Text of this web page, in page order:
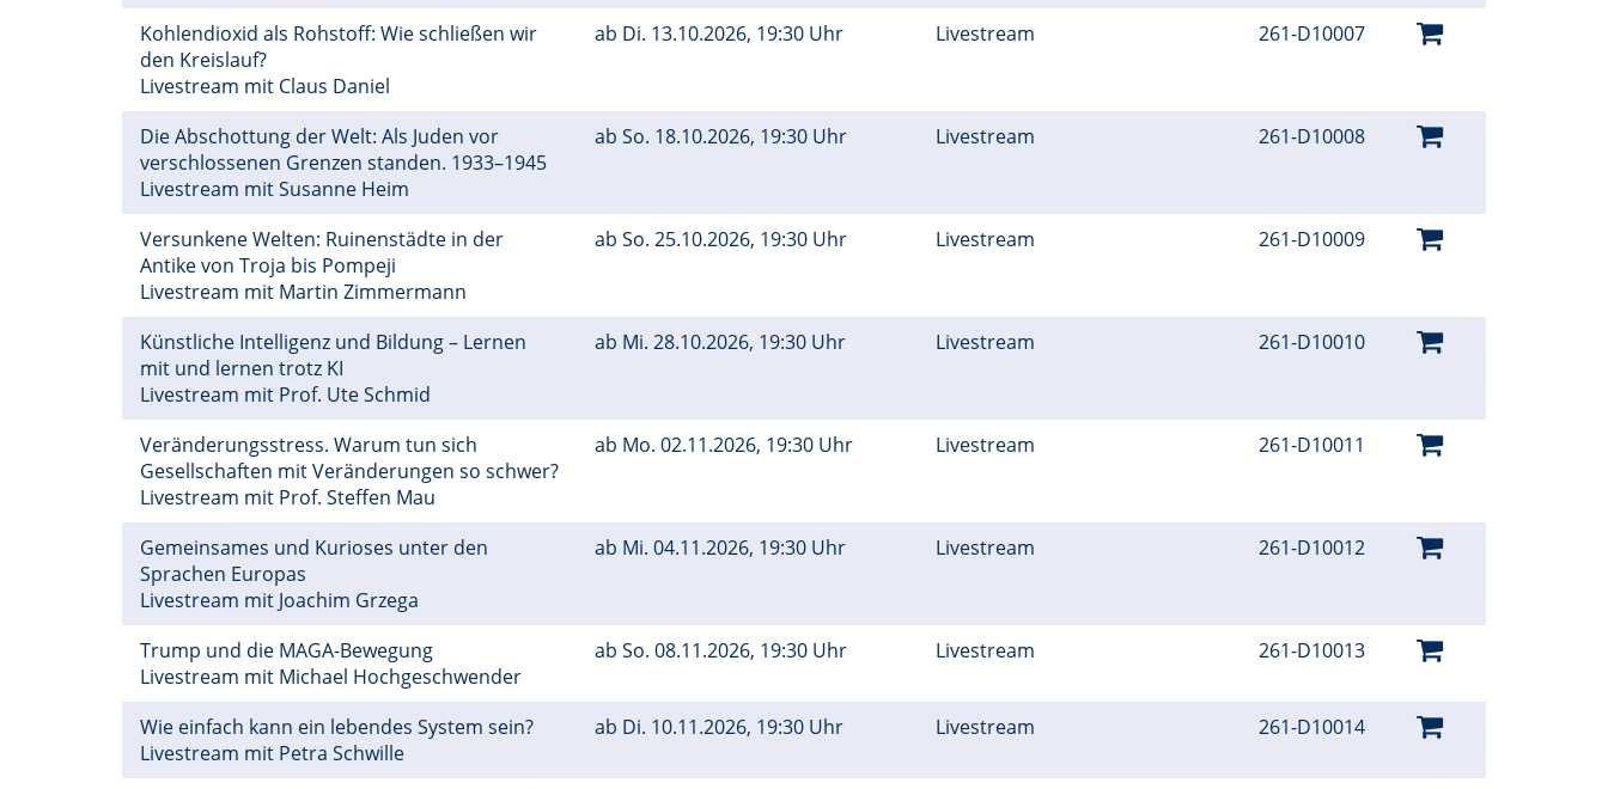
Kohlendioxid als Rohstoff: Wie schließen wir
den Kreislauf?
Livestream mit Claus Daniel
ab Di. 13.10.2026, 19:30 Uhr Livestream 261-D10007
Die Abschottung der Welt: Als Juden vor
verschlossenen Grenzen standen. 1933–1945
Livestream mit Susanne Heim
ab So. 18.10.2026, 19:30 Uhr Livestream 261-D10008
Versunkene Welten: Ruinenstädte in der
Antike von Troja bis Pompeji
Livestream mit Martin Zimmermann
ab So. 25.10.2026, 19:30 Uhr Livestream 261-D10009
Künstliche Intelligenz und Bildung – Lernen
mit und lernen trotz KI
Livestream mit Prof. Ute Schmid
ab Mi. 28.10.2026, 19:30 Uhr Livestream 261-D10010
Veränderungsstress. Warum tun sich
Gesellschaften mit Veränderungen so schwer?
Livestream mit Prof. Steffen Mau
ab Mo. 02.11.2026, 19:30 Uhr Livestream 261-D10011
Gemeinsames und Kurioses unter den
Sprachen Europas
Livestream mit Joachim Grzega
ab Mi. 04.11.2026, 19:30 Uhr Livestream 261-D10012
Trump und die MAGA-Bewegung
Livestream mit Michael Hochgeschwender
ab So. 08.11.2026, 19:30 Uhr Livestream 261-D10013
Wie einfach kann ein lebendes System sein?
Livestream mit Petra Schwille
ab Di. 10.11.2026, 19:30 Uhr Livestream 261-D10014